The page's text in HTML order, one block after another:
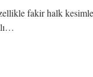
fakir halk